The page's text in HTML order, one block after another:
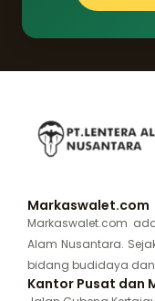
Markaswalet.com
Markaswalet.com
Alam Nusantara.
bidang budidaya
Kantor Pusat dan